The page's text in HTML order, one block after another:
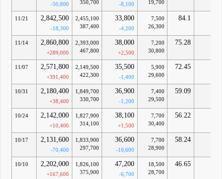
-50,800
350,700
-8,100
19,700
11/21 2,842,500
-18,300
2,455,100
387,400
33,800
-4,200
7,500
26,300
84.1
11/14 2,860,800
+289,000
2,393,000
467,800
38,000
+2,500
7,200
30,800
75.28
11/07 2,571,800
+391,400
2,149,500
422,300
35,500
-1,400
5,900
29,600
72.45
10/31 2,180,400
+38,400
1,849,700
330,700
36,900
-1,200
7,400
29,500
59.09
10/24 2,142,000
+10,400
1,827,900
314,100
38,100
+1,500
7,700
30,400
56.22
10/17 2,131,600
-70,400
1,833,900
297,700
36,600
-10,600
7,700
28,900
58.24
10/10 2,202,000
+167,600
1,826,100
375,900
47,200
-6,700
18,500
28,700
46.65